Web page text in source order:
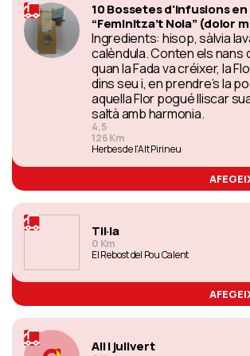
10 Bossetes d'infusions
“Feminitza’t Noia” (dolor
Ingredients: hisop, sàlvia
calèndula. Conten els nans
quan la Fada va créixer, la
dins seu i, en prendre’s la
aquella Flor pogué lliscar
saltà amb harmonia.
4,5
126 Km
Herbes de l'Alt Pirineu
Til·la
0 Km
El Rebost del Pou Calent
All i julivert